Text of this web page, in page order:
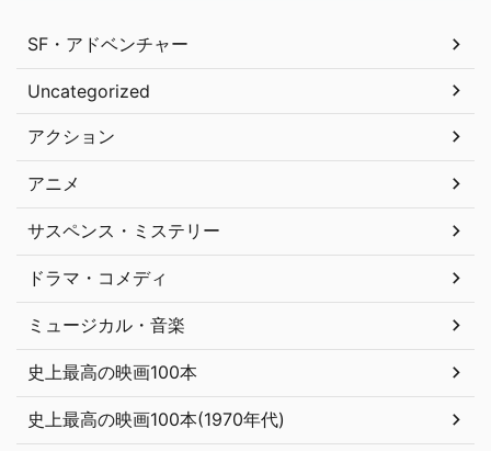
SF・アドベンチャー
Uncategorized
アクション
アニメ
サスペンス・ミステリー
ドラマ・コメディ
ミュージカル・音楽
史上最高の映画100本
史上最高の映画100本(1970年代)